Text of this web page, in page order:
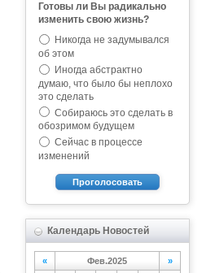
Готовы ли Вы радикально
изменить свою жизнь?
Никогда не задумывался
об этом
Иногда абстрактно
думаю, что было бы неплохо
это сделать
Собираюсь это сделать в
обозримом будущем
Сейчас в процессе
изменений
Проголосовать
Календарь Новостей
« Фев.2025
»